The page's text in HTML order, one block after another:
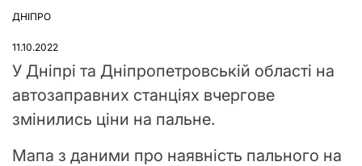
ОПУБЛІКУВАТИ
ДНІПРО
11.10.2022
У Дніпрі та Дніпропетровській області на
автозаправних станціях вчергове
змінились ціни на пальне.
Мапа з даними про наявність пального на